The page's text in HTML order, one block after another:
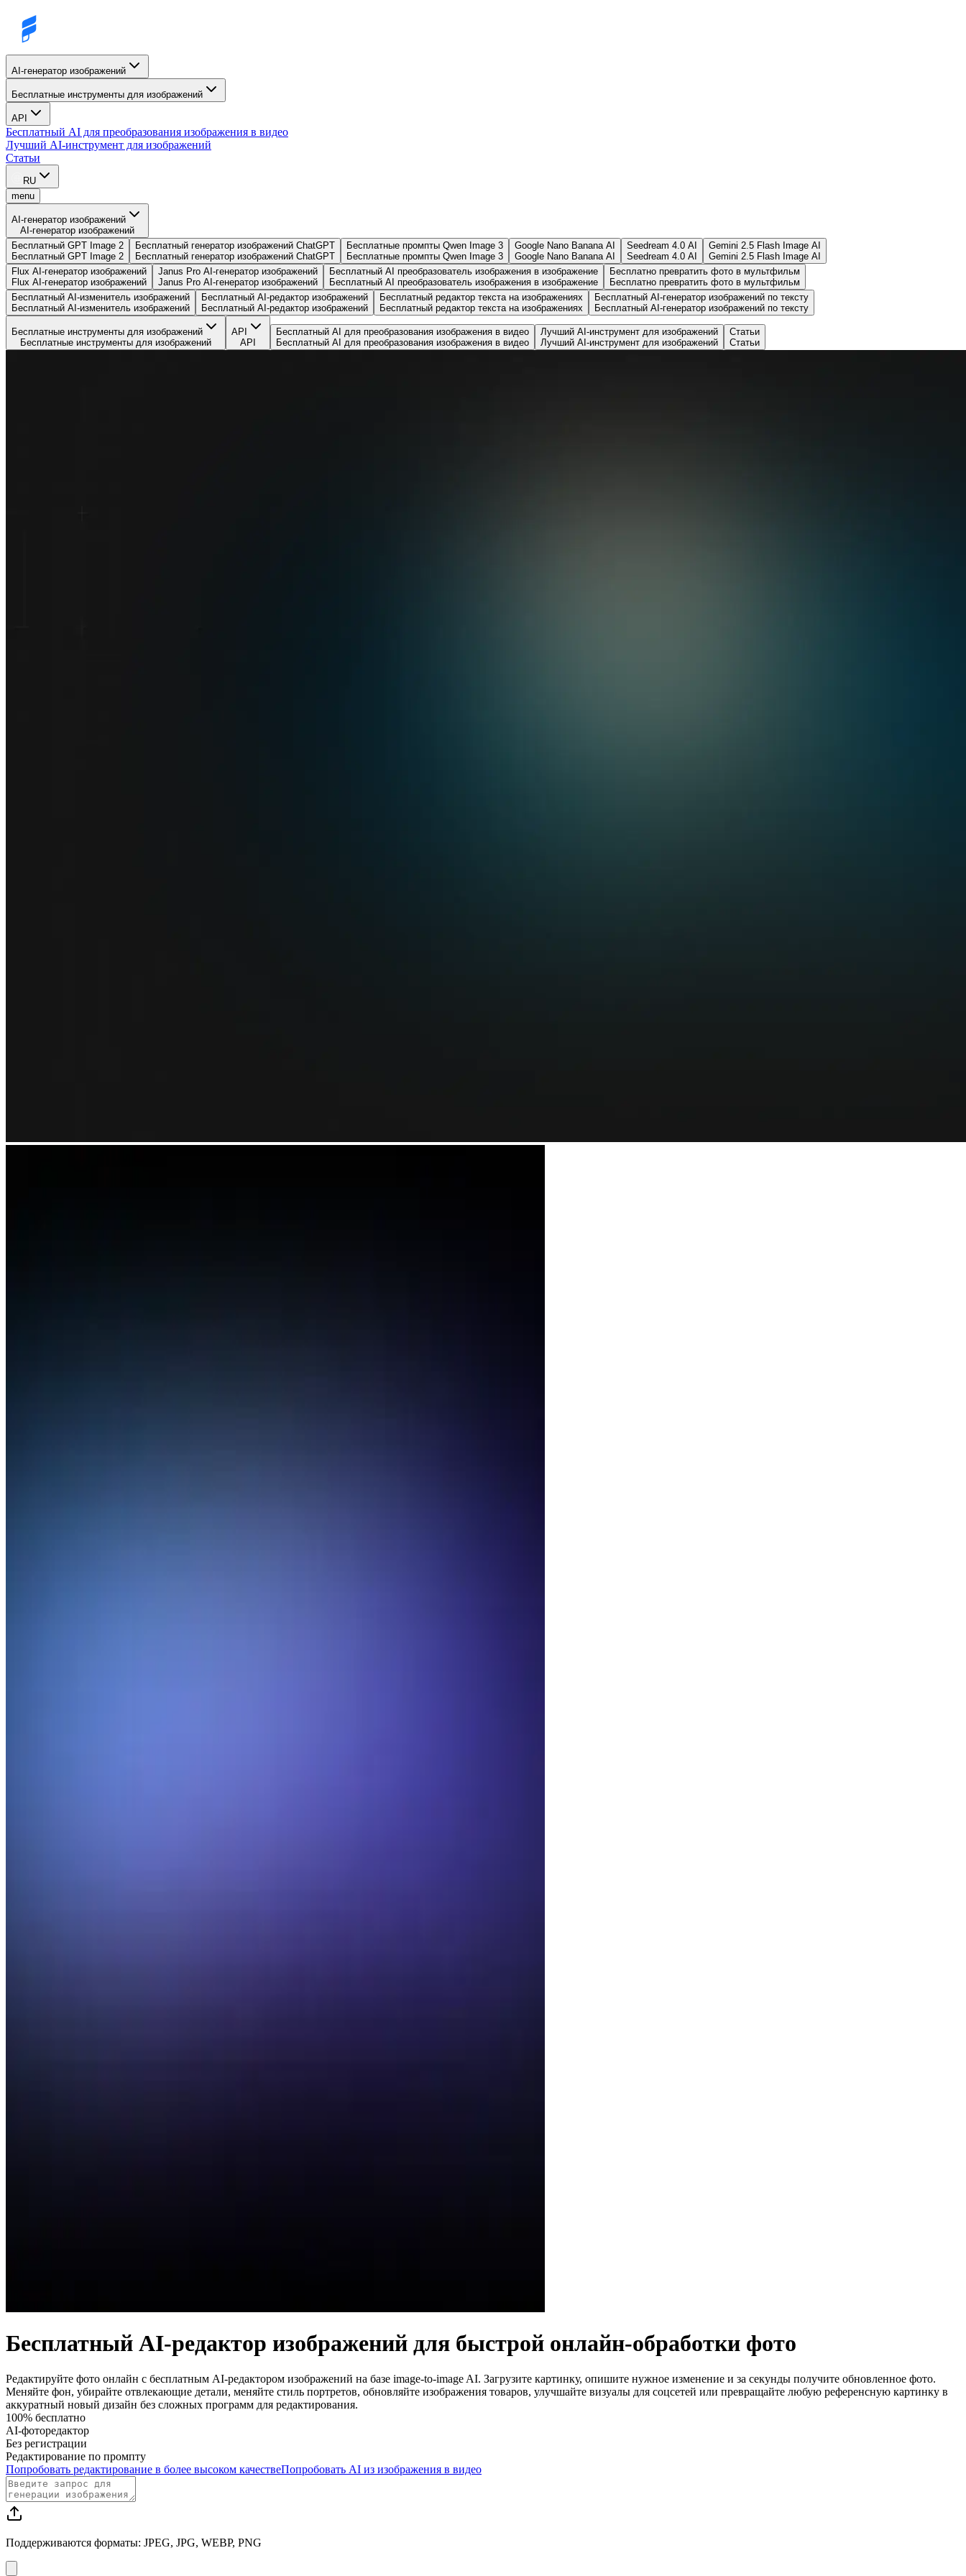
AI-генератор изображений
Бесплатные инструменты для изображений
API
Бесплатный AI для преобразования изображения в видео
Лучший AI-инструмент для изображений
Статьи
RU
menu
AI-генератор изображений
AI-генератор изображений
Бесплатный GPT Image 2
Бесплатный GPT Image 2
Бесплатный генератор изображений ChatGPT
Бесплатный генератор изображений ChatGPT
Бесплатные промпты Qwen Image 3
Бесплатные промпты Qwen Image 3
Google Nano Banana AI
Google Nano Banana AI
Seedream 4.0 AI
Seedream 4.0 AI
Gemini 2.5 Flash Image AI
Gemini 2.5 Flash Image AI
Flux AI-генератор изображений
Flux AI-генератор изображений
Janus Pro AI-генератор изображений
Janus Pro AI-генератор изображений
Бесплатный AI преобразователь изображения в изображение
Бесплатный AI преобразователь изображения в изображение
Бесплатно превратить фото в мультфильм
Бесплатно превратить фото в мультфильм
Бесплатный AI-изменитель изображений
Бесплатный AI-изменитель изображений
Бесплатный AI-редактор изображений
Бесплатный AI-редактор изображений
Бесплатный редактор текста на изображениях
Бесплатный редактор текста на изображениях
Бесплатный AI-генератор изображений по тексту
Бесплатный AI-генератор изображений по тексту
Бесплатные инструменты для изображений
Бесплатные инструменты для изображений
API
API
Бесплатный AI для преобразования изображения в видео
Бесплатный AI для преобразования изображения в видео
Лучший AI-инструмент для изображений
Лучший AI-инструмент для изображений
Статьи
Статьи
Бесплатный AI-редактор изображений для быстрой онлайн-обработки фото
Редактируйте фото онлайн с бесплатным AI-редактором изображений на базе image-to-image AI. Загрузите картинку, опишите нужное изменение и за секунды получите обновленное фото.
Меняйте фон, убирайте отвлекающие детали, меняйте стиль портретов, обновляйте изображения товаров, улучшайте визуалы для соцсетей или превращайте любую референсную картинку в
аккуратный новый дизайн без сложных программ для редактирования.
100% бесплатно
AI-фоторедактор
Без регистрации
Редактирование по промпту
Попробовать редактирование в более высоком качествеПопробовать AI из изображения в видео
Поддерживаются форматы: JPEG, JPG, WEBP, PNG